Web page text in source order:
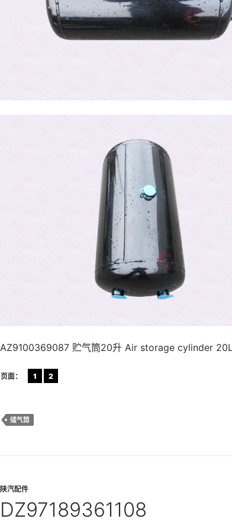
AZ9100369087 贮气筒20升 Air storage cylinder
页面： 1 2
储气筒
陕汽配件
DZ97189361108